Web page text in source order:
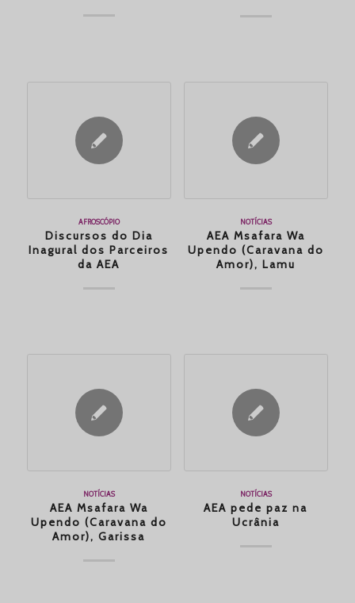
AFROSCÓPIO
Discursos do Dia
Inagural dos Parceiros
da AEA
NOTÍCIAS
AEA Msafara Wa
Upendo (Caravana do
Amor), Lamu
NOTÍCIAS
AEA Msafara Wa
Upendo (Caravana do
Amor), Garissa
NOTÍCIAS
AEA pede paz na
Ucrânia